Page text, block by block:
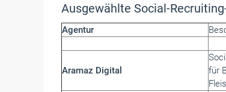
Ausgewählte Social-
Agentur
Aramaz Digital
für